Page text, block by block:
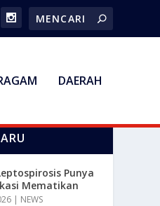
DAERAH
Punya
Mematikan
| NEWS